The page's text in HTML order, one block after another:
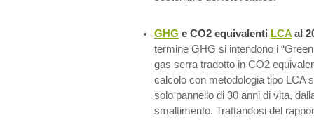
GHG e CO2 equivalenti LCA al
termine GHG si intendono i
gas serra tradotto in CO2
calcolo con metodologia tipo LCA
solo pannello di 30 anni di vita,
smaltimento. Trattandosi del